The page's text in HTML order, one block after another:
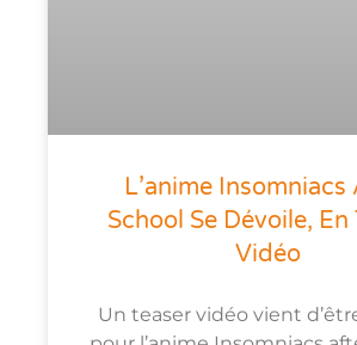
L’anime
School Se Dévoile, En
Vidéo
Un teaser vidéo vient